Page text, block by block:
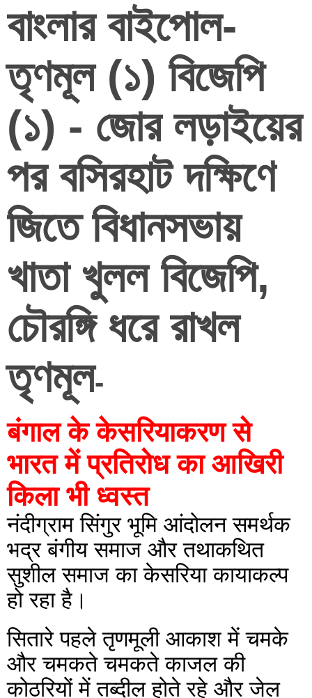
বাংলার বাইপোল-
তৃণমূল (১) বিজেপি
(১) - জোর লড়াইয়ের
পর বসিরহাট দক্ষিণে
জিতে বিধানসভায়
খাতা খুলল বিজেপি,
চৌরঙ্গি ধরে রাখল
তৃণমূল-
बंगाल के केसरियाकरण से
भारत में प्रतिरोध का आखिरी
किला भी ध्वस्त
नंदीग्राम सिंगुर भूमि आंदोलन समर्थक
भद्र बंगीय समाज और तथाकथित
सुशील समाज का केसरिया कायाकल्प
हो रहा है।
सितारे पहले तृणमूली आकाश में चमके
और चमकते चमकते काजल की
कोठरियों में तब्दील होते रहे और जेल